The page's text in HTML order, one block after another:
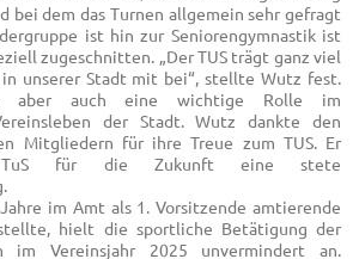
bei dem das Turnen allgemein sehr gefragt
ist hin zur Seniorengymnastik ist
zugeschnitten. „Der TUS trägt ganz viel
unserer Stadt mit bei“, stellte Wutz fest.
aber auch eine wichtige Rolle im
der Stadt. Wutz dankte den
Mitgliedern für ihre Treue zum TUS. Er
TuS für die Zukunft eine stete
im Amt als 1. Vorsitzende amtierende
hielt die sportliche Betätigung der
im Vereinsjahr 2025 unvermindert an.